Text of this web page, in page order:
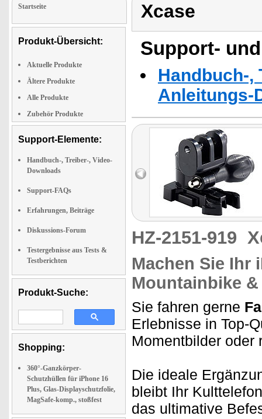
Startseite
Produkt-Übersicht:
Aktuelle Produkte
Ältere Produkte
Alle Produkte
Zubehör Produkte
Support-Elemente:
Handbuch-, Treiber-, Video-
Downloads
Support-FAQs
Erfahrungen, Beiträge
Diskussions-Forum
Testergebnisse aus Tests &
Testberichten
Produkt-Suche:
Shopping:
360°-Ganzkörper-
Schutzhüllen für iPhone 16
Plus, Glas-Displayschutzfolie,
MagSafe-komp., stoßfest
Xcase
Support-
Handbuch-,
Anleitungs-
HZ-2151-919
Machen Sie Ihr
Mountainbike
Sie fahren gerne
Erlebnisse in Top-
Momentbilder
Die ideale
bleibt Ihr
das ultimative